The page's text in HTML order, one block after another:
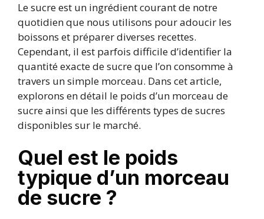
Le sucre est un ingrédient courant de notre
quotidien que nous utilisons pour adoucir les
boissons et préparer diverses recettes.
Cependant, il est parfois difficile d’identifier la
quantité exacte de sucre que l’on consomme à
travers un simple morceau. Dans cet article,
explorons en détail le poids d’un morceau de
sucre ainsi que les différents types de sucres
disponibles sur le marché.
Quel est le poids
typique d’un morceau
de sucre ?